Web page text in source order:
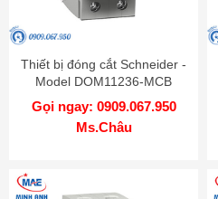
Thiết bị đóng cắt Schneider -
Model DOM11236-MCB
Gọi ngay: 0909.067.950
Ms.Châu